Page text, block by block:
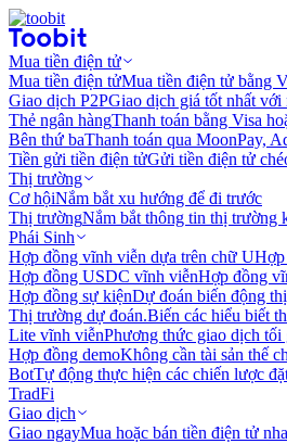
Mua tiền điện tử
Mua tiền điện tửMua tiền điện tử bằng
Giao dịch P2PGiao dịch giá tốt nhất
Thẻ ngân hàngThanh toán bằng Visa
Bên thứ baThanh toán qua MoonPay,
Tiền gửi tiền điện tửGửi tiền điện tử
Thị trường
Cơ hộiNắm bắt xu hướng để đi trước
Thị trườngNắm bắt thông tin thị trường
Phái Sinh
Hợp đồng vĩnh viễn dựa trên chữ UHợp
Hợp đồng USDC vĩnh viễnHợp đồng
Hợp đồng sự kiệnDự đoán biến động
Thị trường dự đoán.Biến các hiểu biết
Lite vĩnh viễnPhương thức giao dịch
Hợp đồng demoKhông cần tài sản thế
BotTự động thực hiện các chiến lược
TradFi
Giao dịch
Giao ngayMua hoặc bán tiền điện tử